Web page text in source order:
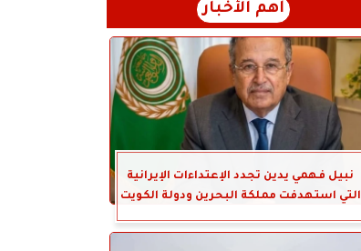
أهم الأخبار
نبيل فهمي يدين تجدد الإعتداءات الإيرانية
التي استهدفت مملكة البحرين ودولة الكويت